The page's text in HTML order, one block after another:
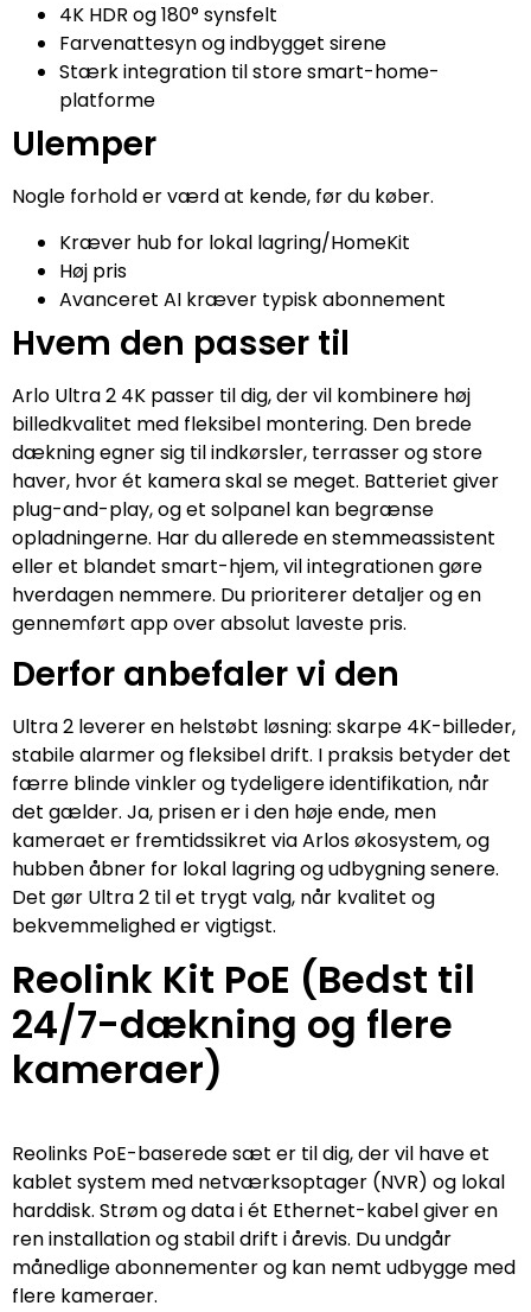
4K HDR og 180° synsfelt
Farvenattesyn og indbygget sirene
Stærk integration til store smart-home-
platforme
Ulemper
Nogle forhold er værd at kende, før du køber.
Kræver hub for lokal lagring/HomeKit
Høj pris
Avanceret AI kræver typisk abonnement
Hvem den passer til
Arlo Ultra 2 4K passer til dig, der vil kombinere høj
billedkvalitet med fleksibel montering. Den brede
dækning egner sig til indkørsler, terrasser og store
haver, hvor ét kamera skal se meget. Batteriet giver
plug-and-play, og et solpanel kan begrænse
opladningerne. Har du allerede en stemmeassistent
eller et blandet smart-hjem, vil integrationen gøre
hverdagen nemmere. Du prioriterer detaljer og en
gennemført app over absolut laveste pris.
Derfor anbefaler vi den
Ultra 2 leverer en helstøbt løsning: skarpe 4K-billeder,
stabile alarmer og fleksibel drift. I praksis betyder det
færre blinde vinkler og tydeligere identifikation, når
det gælder. Ja, prisen er i den høje ende, men
kameraet er fremtidssikret via Arlos økosystem, og
hubben åbner for lokal lagring og udbygning senere.
Det gør Ultra 2 til et trygt valg, når kvalitet og
bekvemmelighed er vigtigst.
Reolink Kit PoE (Bedst til
24/7-dækning og flere
kameraer)
Reolinks PoE-baserede sæt er til dig, der vil have et
kablet system med netværksoptager (NVR) og lokal
harddisk. Strøm og data i ét Ethernet-kabel giver en
ren installation og stabil drift i årevis. Du undgår
månedlige abonnementer og kan nemt udbygge med
flere kameraer.